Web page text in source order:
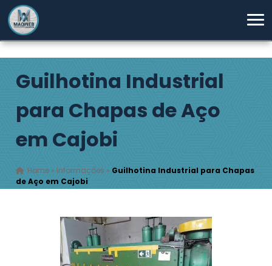
Guilhotina Industrial
para Chapas de Aço
em Cajobi
Home » Informações » Guilhotina Industrial para Chapas
de Aço em Cajobi